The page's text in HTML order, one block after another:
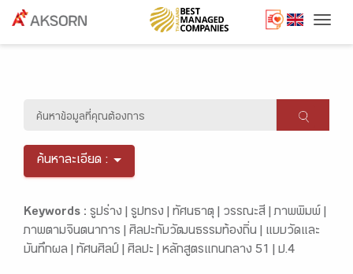
ค้นหาละเอียด :
Keywords : รูปร่าง | รูปทรง | ทัศนธาตุ | วรรณะสี |ภาพพิมพ์ |
ภาพตามจินตนาการ | ศิลปะกับวัฒนธรรมท้องถิ่น | แบบวัดและ
บันทึกผล | ทัศนศิลป์ | ศิลปะ | หลักสูตรแกนกลาง 51 | ป.4